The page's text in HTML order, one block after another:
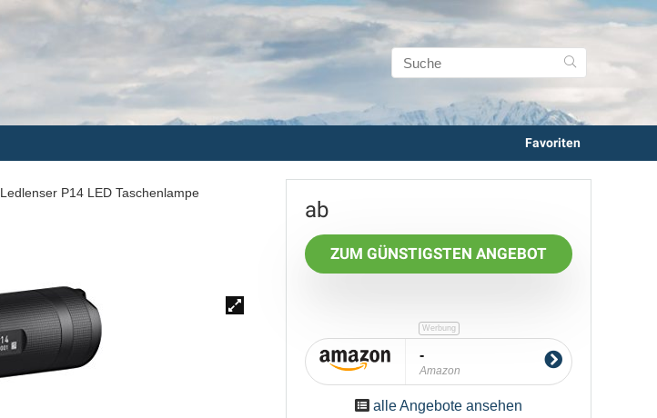
Favoriten
Ledlenser P14 LED Taschenlampe
ZUM GÜNSTIGSTEN ANGEBOT
-
Amazon
alle Angebote ansehen